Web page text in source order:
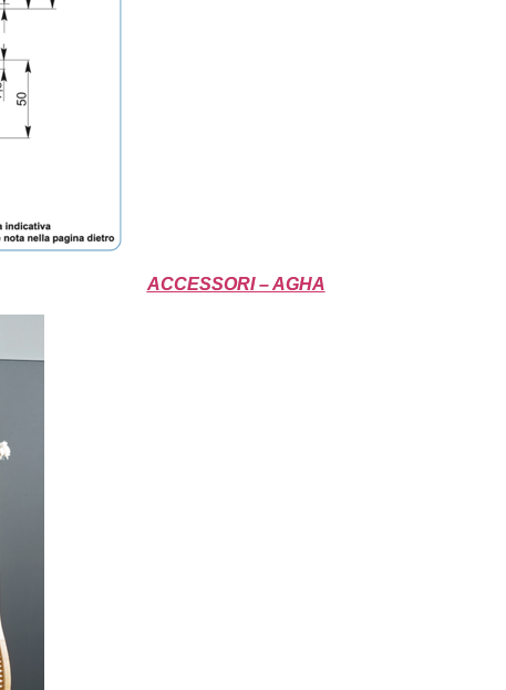
ACCESSORI – AGHA